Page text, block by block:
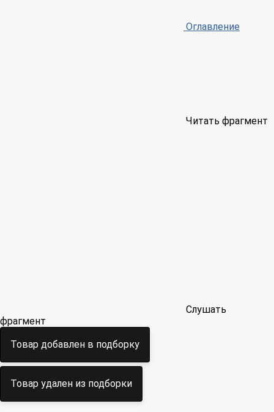
Оглавление
Читать фрагмент
Слушать
фрагмент
Товар добавлен в подборку
Товар удален из подборки